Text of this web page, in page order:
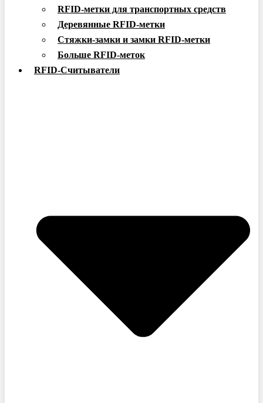
RFID-метки для транспортных средств
Деревянные RFID-метки
Стяжки-замки и замки RFID-метки
Больше RFID-меток
RFID-Считыватели